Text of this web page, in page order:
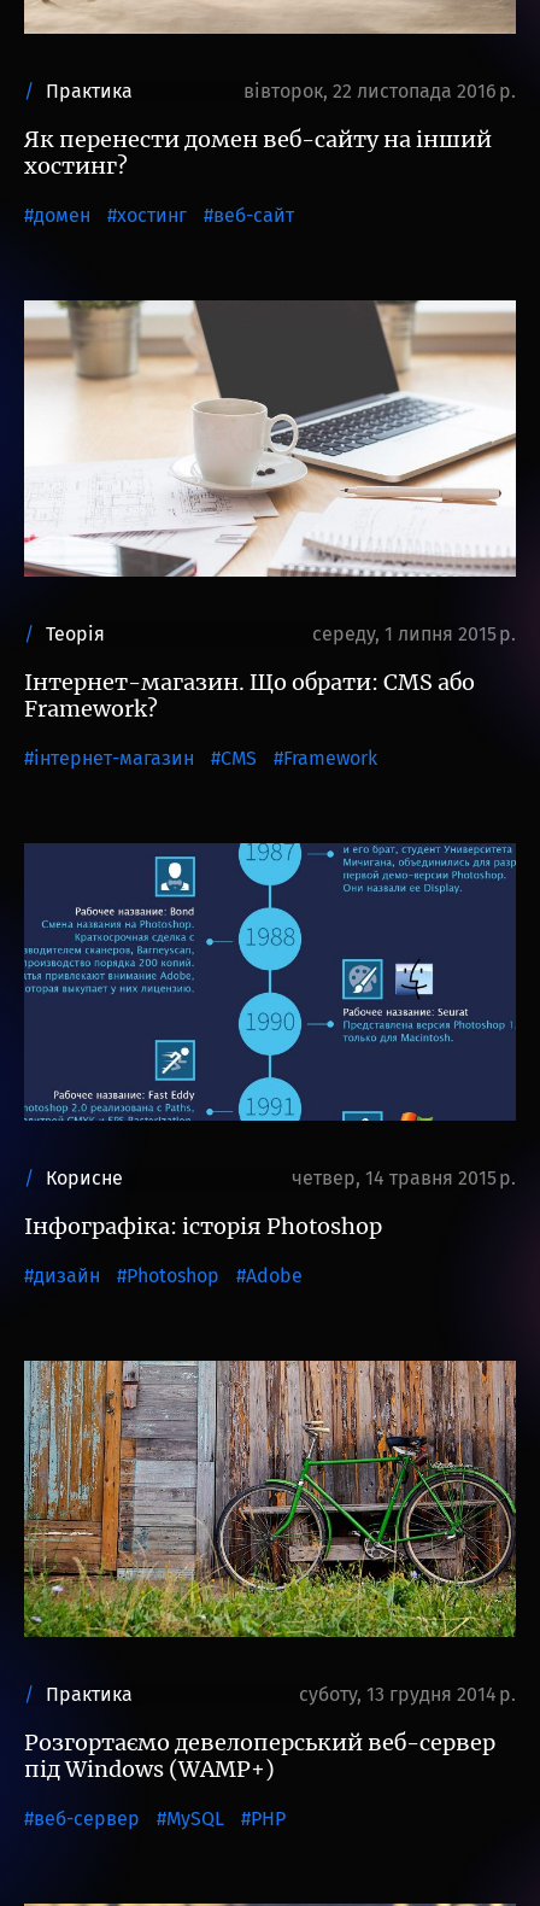
Практика вівторок, 22 листопада 2016 р.
Як перенести домен веб-сайту на інший
хостинг?
домен хостинг веб-сайт
Теорія середу, 1 липня 2015 р.
Інтернет-магазин. Що обрати: CMS або
Framework?
інтернет-магазин CMS Framework
Корисне четвер, 14 травня 2015 р.
Інфографіка: історія Photoshop
дизайн Photoshop Adobe
Практика суботу, 13 грудня 2014 р.
Розгортаємо девелоперський веб-сервер
під Windows (WAMP+)
веб-сервер MySQL PHP